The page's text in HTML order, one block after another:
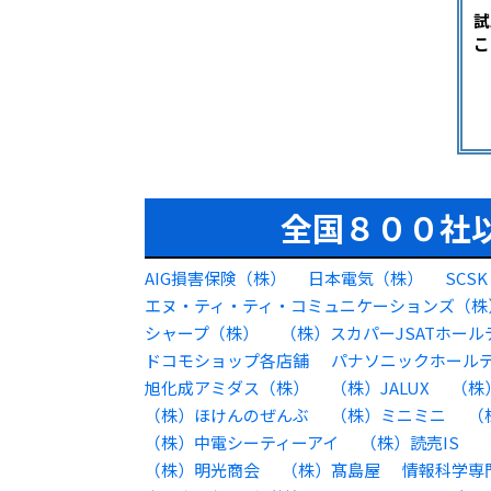
全国８００社
AIG損害保険（株） 日本電気（株）
エヌ・ティ・ティ・コミュニケーションズ（
シャープ（株）
（株）スカパーJSATホー
ドコモショップ各店舗
パナソニックホール
旭化成アミダス（株）
（株）JALUX
（
（株）ほけんのぜんぶ
（株）ミニミニ
（株）中電シーティーアイ
（株）読売IS
（株）明光商会
（株）髙島屋
情報科学専